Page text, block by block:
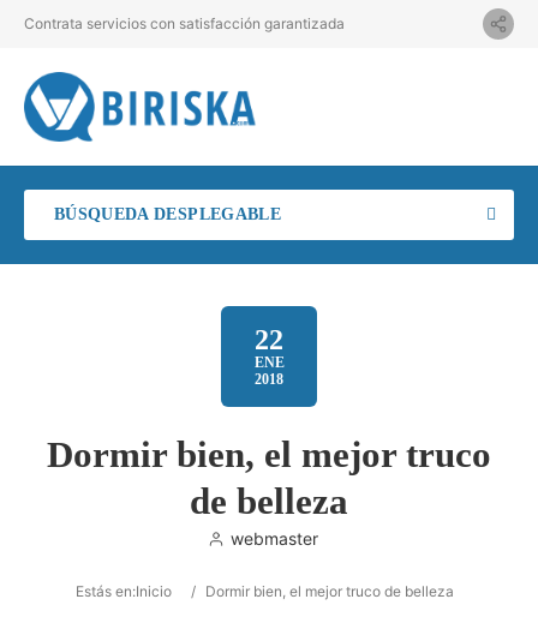
Contrata servicios con satisfacción garantizada
BÚSQUEDA DESPLEGABLE
22
ENE
2018
Dormir bien, el mejor truco
de belleza
webmaster
Estás en:Inicio / Dormir bien, el mejor truco de belleza